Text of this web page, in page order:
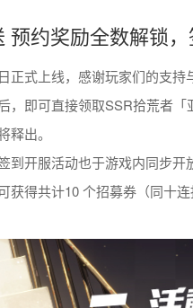
预约奖励全数解锁
正式上线，感谢玩家们的支
，即可直接领取SSR拾荒者
出。
开服活动也于游戏内同步开
获得共计10 个招募券（同十